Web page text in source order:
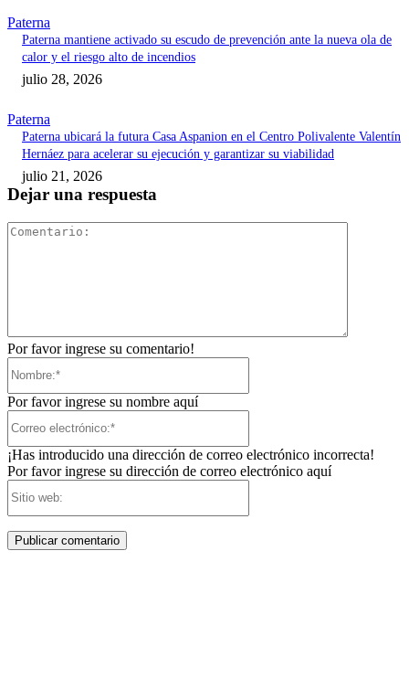
Paterna
Paterna mantiene activado su escudo de prevención ante la nueva ola de
calor y el riesgo alto de incendios
julio 28, 2026
Paterna
Paterna ubicará la futura Casa Aspanion en el Centro Polivalente Valentín
Hernáez para acelerar su ejecución y garantizar su viabilidad
julio 21, 2026
Dejar una respuesta
Por favor ingrese su comentario!
Por favor ingrese su nombre aquí
¡Has introducido una dirección de correo electrónico incorrecta!
Por favor ingrese su dirección de correo electrónico aquí